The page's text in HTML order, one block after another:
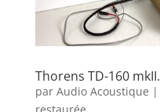
Thorens TD-160 mkII.
par Audio Acoustique |
restaurée